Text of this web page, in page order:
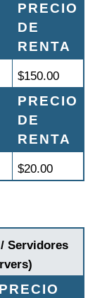
PRECIO
DE
RENTA
$150.00
PRECIO
DE
RENTA
$20.00
Servidores
PRECIO